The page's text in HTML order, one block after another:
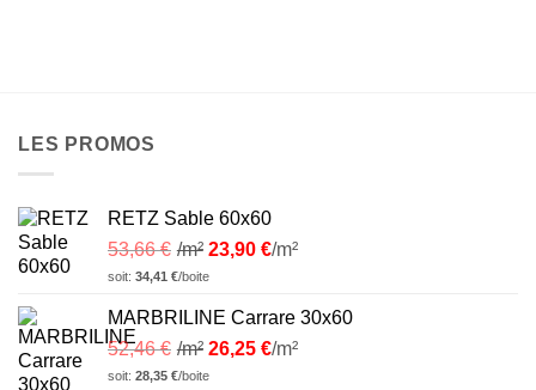
LES PROMOS
RETZ Sable 60x60
53,66€ /m² 23,90 €/m²
soit: 34,41 €/boite
MARBRILINE Carrare 30x60
52,46€ /m² 26,25 €/m²
soit: 28,35 €/boite